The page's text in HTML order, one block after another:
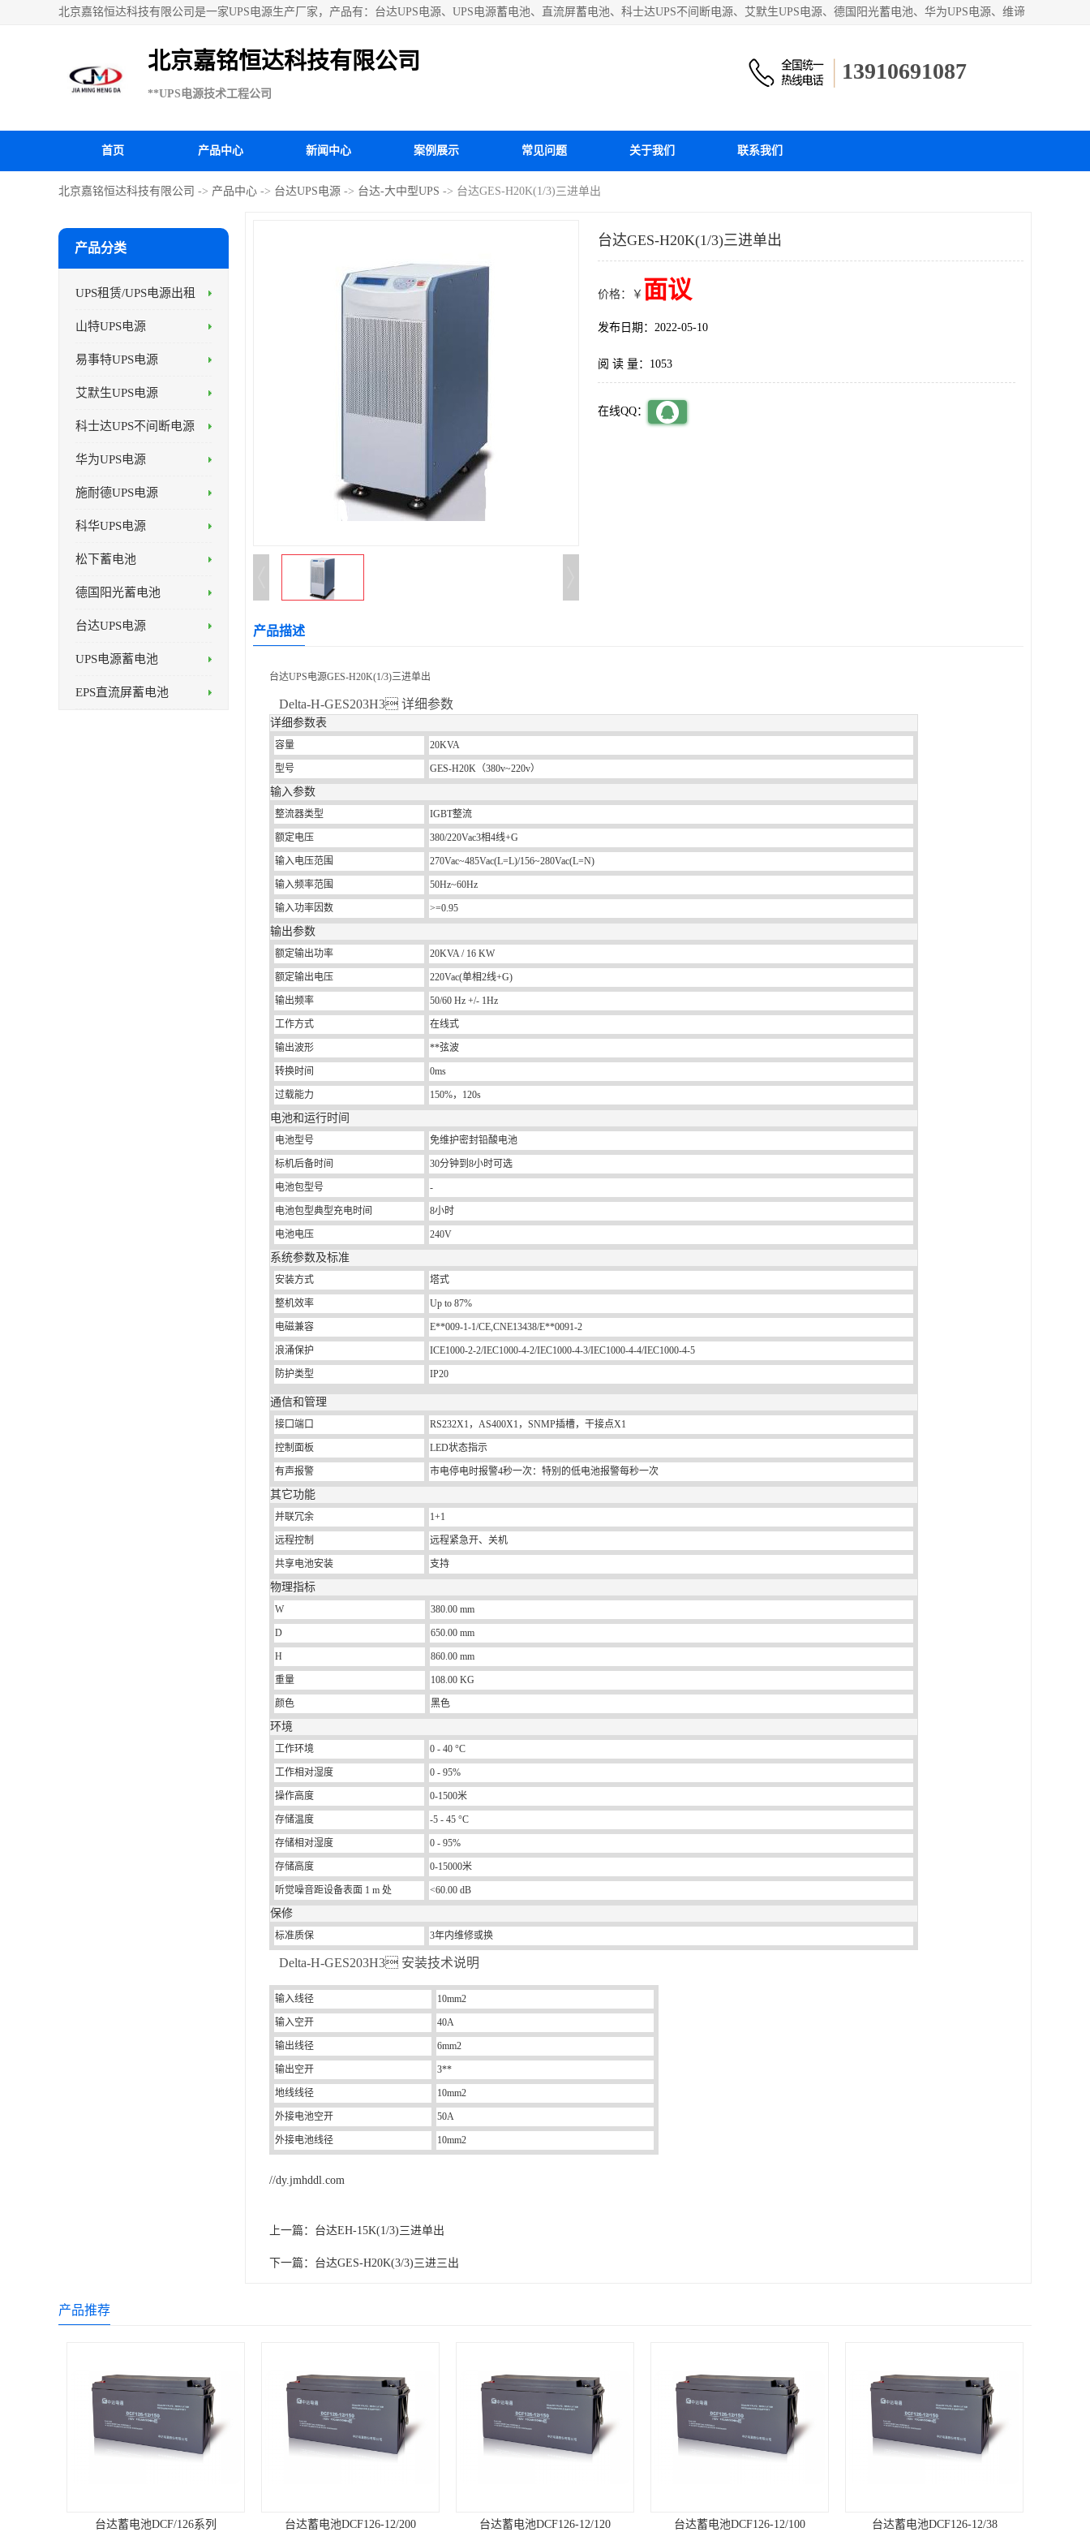
北京嘉铭恒达科技有限公司是一家UPS电源生产厂家，产品有：台达UPS电源、UPS电源蓄电池、直流屏蓄电池、科士达UPS不间断电源、艾默生UPS电源、德国阳光蓄电池、华为UPS电源、维谛
北京嘉铭恒达科技有限公司
**UPS电源技术工程公司
13910691087
首页 产品中心 新闻中心 案例展示 常见问题 关于我们 联系我们
北京嘉铭恒达科技有限公司 -> 产品中心 -> 台达UPS电源 -> 台达-大中型UPS -> 台达GES-H20K(1/3)三进单出
产品分类
UPS租赁/UPS电源出租
山特UPS电源
易事特UPS电源
艾默生UPS电源
科士达UPS不间断电源
华为UPS电源
施耐德UPS电源
科华UPS电源
松下蓄电池
德国阳光蓄电池
台达UPS电源
UPS电源蓄电池
EPS直流屏蓄电池
台达GES-H20K(1/3)三进单出
价格：￥ 面议
发布日期：2022-05-10
阅 读 量：1053
在线QQ：
产品描述
台达UPS电源GES-H20K(1/3)三进单出
Delta-H-GES203H3 详细参数
详细参数表
容量 20KVA
型号 GES-H20K（380v~220v）
输入参数
整流器类型 IGBT整流
额定电压 380/220Vac3相4线+G
输入电压范围 270Vac~485Vac(L=L)/156~280Vac(L=N)
输入频率范围 50Hz~60Hz
输入功率因数 >=0.95
输出参数
额定输出功率 20KVA / 16 KW
额定输出电压 220Vac(单相2线+G)
输出频率 50/60 Hz +/- 1Hz
工作方式 在线式
输出波形 **弦波
转换时间 0ms
过载能力 150%，120s
电池和运行时间
电池型号 免维护密封铅酸电池
标机后备时间 30分钟到8小时可选
电池包型号 -
电池包型典型充电时间 8小时
电池电压 240V
系统参数及标准
安装方式 塔式
整机效率 Up to 87%
电磁兼容 E**009-1-1/CE,CNE13438/E**0091-2
浪涌保护 ICE1000-2-2/IEC1000-4-2/IEC1000-4-3/IEC1000-4-4/IEC1000-4-5
防护类型 IP20
通信和管理
接囗端口 RS232X1，AS400X1，SNMP插槽，干接点X1
控制面板 LED状态指示
有声报警 市电停电时报警4秒一次：特别的低电池报警每秒一次
其它功能
并联冗余 1+1
远程控制 远程紧急开、关机
共享电池安装 支持
物理指标
W 380.00 mm
D 650.00 mm
H 860.00 mm
重量 108.00 KG
颜色 黑色
环境
工作环境 0 - 40 °C
工作相对湿度 0 - 95%
操作高度 0-1500米
存储温度 -5 - 45 °C
存储相对湿度 0 - 95%
存储高度 0-15000米
听觉噪音距设备表面 1 m 处 <60.00 dB
保修
标准质保 3年内维修或换
Delta-H-GES203H3 安装技术说明
输入线径 10mm2
输入空开 40A
输出线径 6mm2
输出空开 3**
地线线径 10mm2
外接电池空开 50A
外接电池线径 10mm2
//dy.jmhddl.com
上一篇： 台达EH-15K(1/3)三进单出
下一篇： 台达GES-H20K(3/3)三进三出
产品推荐
台达蓄电池DCF/126系列 台达蓄电池DCF126-12/200 台达蓄电池DCF126-12/120 台达蓄电池DCF126-12/100 台达蓄电池DCF126-12/38